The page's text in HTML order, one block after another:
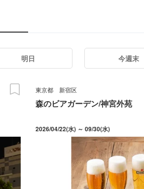
明日 今週末
東京都 新宿区
森のビアガーデン/神宮外苑
2026/04/22(水) ～ 09/30(水)